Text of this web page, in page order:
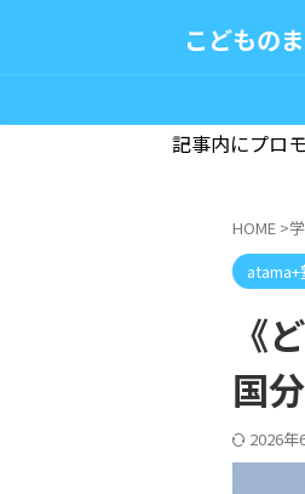
こどもの
記事内にプロ
HOME >
atama+
《
国
2026年